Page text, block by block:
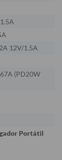
12V/1.5A
(PD20W
Portátil